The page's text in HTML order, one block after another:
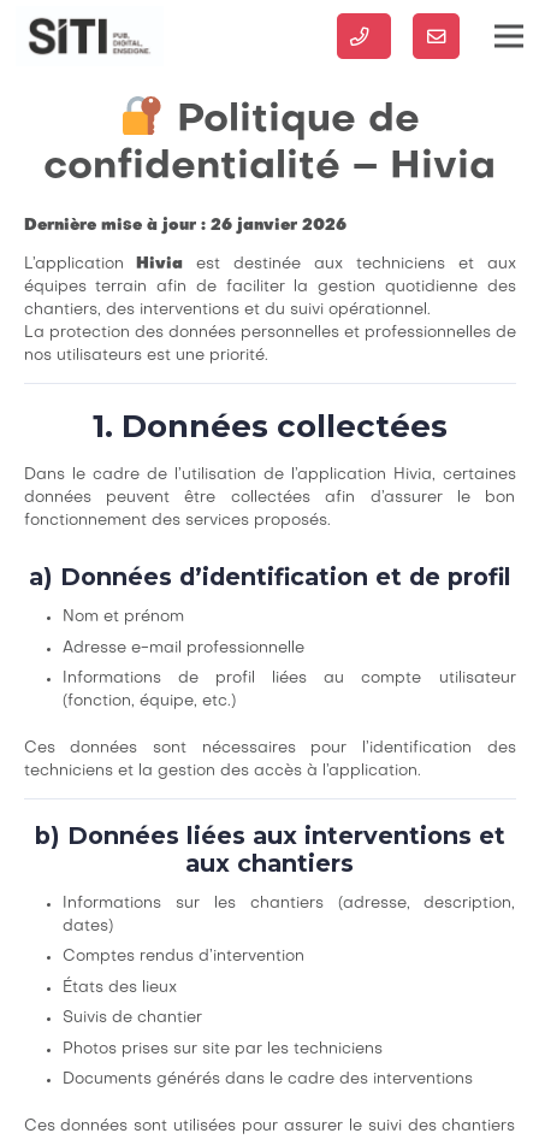
Politique de
confidentialité – Hivia
Dernière mise à jour : 26 janvier 2026
L’application Hivia est destinée aux techniciens et aux
équipes terrain afin de faciliter la gestion quotidienne des
chantiers, des interventions et du suivi opérationnel.
La protection des données personnelles et professionnelles de
nos utilisateurs est une priorité.
1. Données collectées
Dans le cadre de l’utilisation de l’application Hivia, certaines
données peuvent être collectées afin d’assurer le bon
fonctionnement des services proposés.
a) Données d’identification et de profil
Nom et prénom
Adresse e-mail professionnelle
Informations de profil liées au compte utilisateur
(fonction, équipe, etc.)
Ces données sont nécessaires pour l’identification des
techniciens et la gestion des accès à l’application.
b) Données liées aux interventions et
aux chantiers
Informations sur les chantiers (adresse, description,
dates)
Comptes rendus d’intervention
États des lieux
Suivis de chantier
Photos prises sur site par les techniciens
Documents générés dans le cadre des interventions
Ces données sont utilisées pour assurer le suivi des chantiers